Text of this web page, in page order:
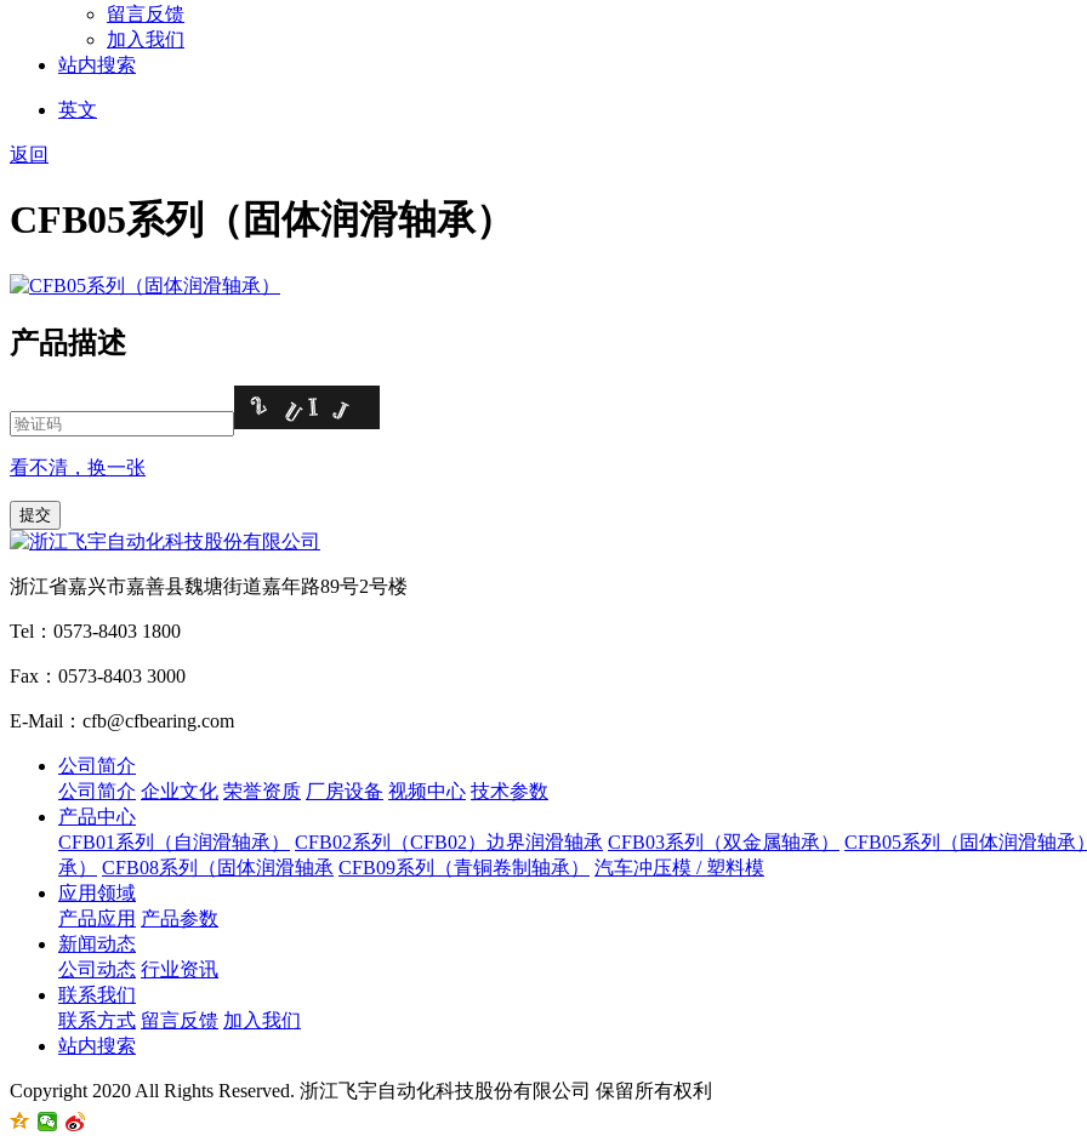
留言反馈
加入我们
站内搜索
英文
返回
CFB05系列（固体润滑轴承）
产品描述
看不清，换一张
浙江省嘉兴市嘉善县魏塘街道嘉年路89号2号楼
Tel：0573-8403 1800
Fax：0573-8403 3000
E-Mail：cfb@cfbearing.com
公司简介
公司简介 企业文化 荣誉资质 厂房设备 视频中心 技术参数
产品中心
CFB01系列（自润滑轴承）
CFB02系列（CFB02）边界润滑轴承 CFB03系列（双金属轴承） CFB05系列（固体润滑轴承）
承）
CFB08系列（固体润滑轴承 CFB09系列（青铜卷制轴承）
汽车冲压模 / 塑料模
应用领域
产品应用 产品参数
新闻动态
公司动态 行业资讯
联系我们
联系方式 留言反馈 加入我们
站内搜索
Copyright 2020 All Rights Reserved. 浙江飞宇自动化科技股份有限公司 保留所有权利